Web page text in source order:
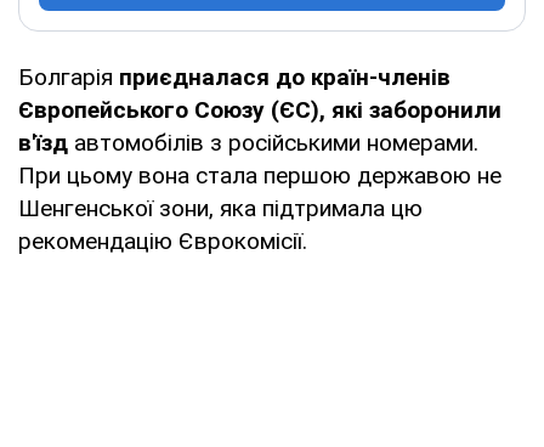
Болгарія приєдналася до країн-членів
Європейського Союзу (ЄС), які заборонили
в'їзд автомобілів з російськими номерами.
При цьому вона стала першою державою не
Шенгенської зони, яка підтримала цю
рекомендацію Єврокомісії.